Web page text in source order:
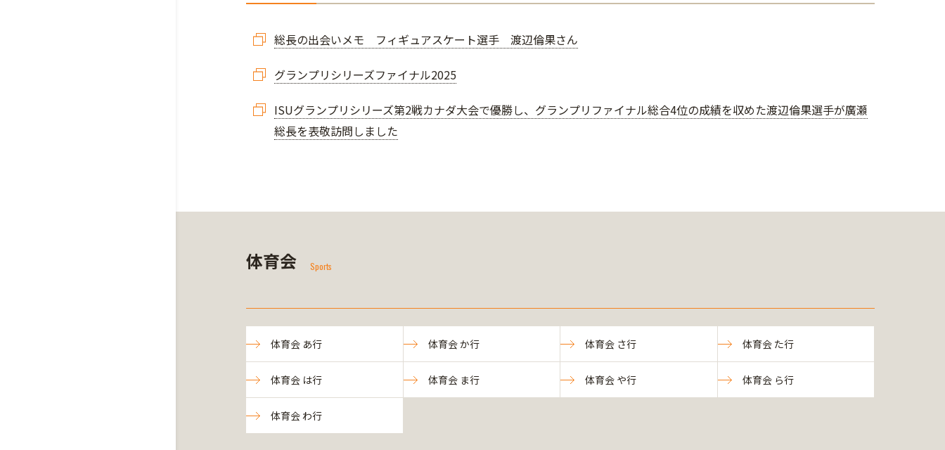
総長の出会いメモ フィギュアスケート選手 渡辺倫果さん
グランプリシリーズファイナル2025
ISUグランプリシリーズ第2戦カナダ大会で優勝し、グランプリファイナル総合4位の成績を収めた渡辺倫果選手が廣瀬
総長を表敬訪問しました
体育会 Sports
体育会 あ行 体育会 か行 体育会 さ行 体育会 た行
体育会 は行 体育会 ま行 体育会 や行 体育会 ら行
体育会 わ行